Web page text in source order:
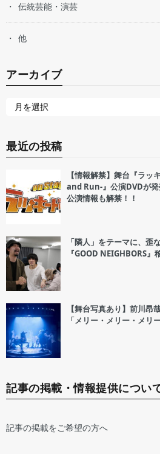
伝統芸能・演芸
他
アーカイブ
最近の投稿
【情報解禁】舞台『ラ
and Run-』公演DVDが
公演情報も解禁！！
「隣人」をテーマに、
『GOOD NEIGHBORS』
【舞台写真あり】前川昂
「メリー・メリー・メリ
記事の掲載・情報提供につい
記事の掲載をご希望の方へ